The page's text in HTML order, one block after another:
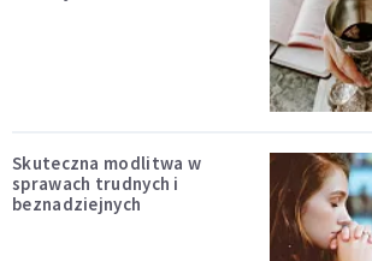
Skuteczna modlitwa w
sprawach trudnych i
beznadziejnych